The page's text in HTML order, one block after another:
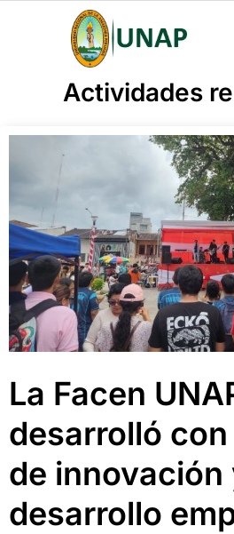
Actividades
La Facen
desarrolló
de innovación
desarrollo